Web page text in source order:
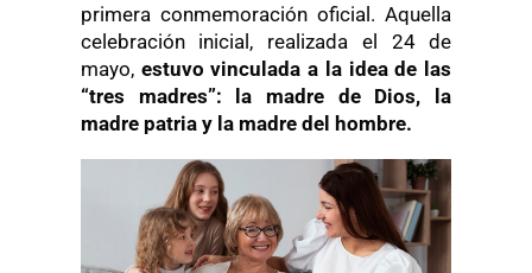
primera conmemoración oficial. Aquella
celebración inicial, realizada el 24 de
mayo, estuvo vinculada a la idea de las
“tres madres”: la madre de Dios, la
madre patria y la madre del hombre.